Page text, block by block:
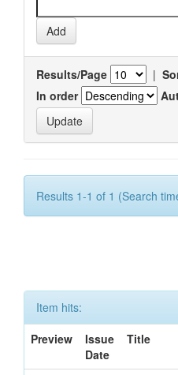
Results/Page |
In order
Results 1-1 of 1 (Search
Item hits:
Preview
Issue
Date
Title